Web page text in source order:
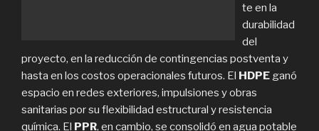
te en la
durabilidad
del
proyecto, en la reducción de contingencias postventa y
hasta en los costos operacionales futuros. El HDPE ganó
espacio en redes exteriores, impulsiones y obras
sanitarias por su flexibilidad estructural y resistencia
química. El PPR, en cambio, se consolidó en agua potable